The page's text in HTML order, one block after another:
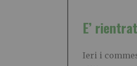
E’
Ieri i